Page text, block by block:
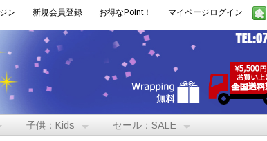
ン 新規会員登録 お得なPoint！ マイページログイン
子供：Kids セール：SALE